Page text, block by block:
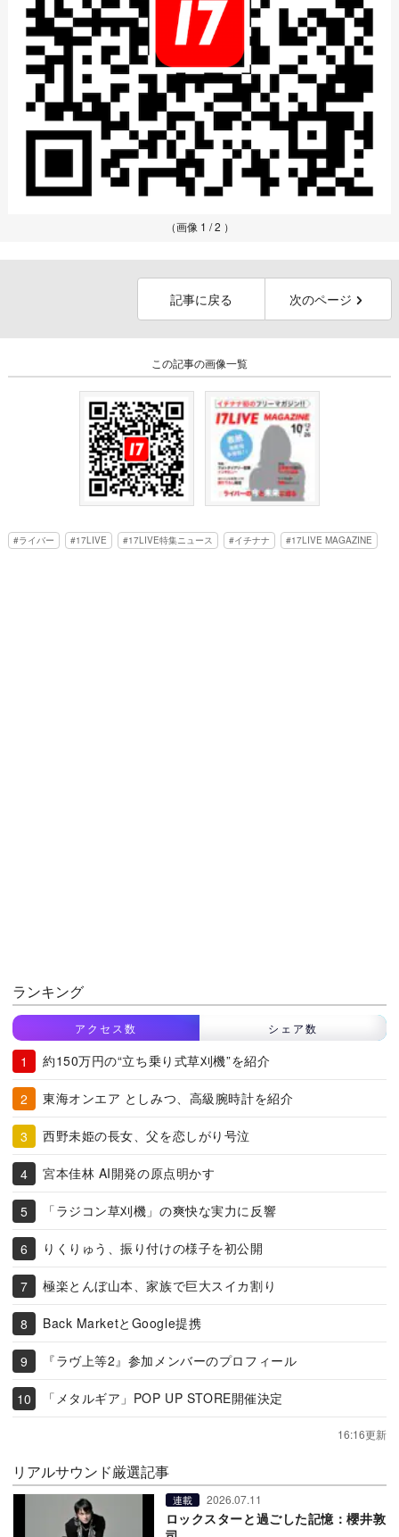
（画像 1 / 2 ）
記事に戻る 次のページ
この記事の画像一覧
ライバー 17LIVE 17LIVE特集ニュース イチナナ 17LIVE MAGAZINE
ランキング
アクセス数 シェア数
約150万円の“立ち乗り式草刈機”を紹介
東海オンエア としみつ、高級腕時計を紹介
西野未姫の長女、父を恋しがり号泣
宮本佳林 AI開発の原点明かす
「ラジコン草刈機」の爽快な実力に反響
りくりゅう、振り付けの様子を初公開
極楽とんぼ山本、家族で巨大スイカ割り
Back MarketとGoogle提携
『ラヴ上等2』参加メンバーのプロフィール
「メタルギア」POP UP STORE開催決定
16:16更新
リアルサウンド厳選記事
連載 2026.07.11
ロックスターと過ごした記憶：櫻井敦